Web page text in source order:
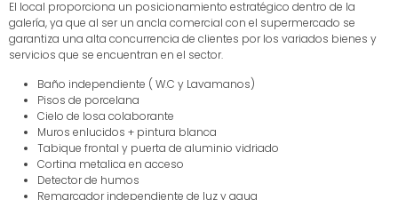
El local proporciona un posicionamiento estratégico dentro de la
galería, ya que al ser un ancla comercial con el supermercado se
garantiza una alta concurrencia de clientes por los variados bienes y
servicios que se encuentran en el sector.
Baño independiente ( W.C y Lavamanos)
Pisos de porcelana
Cielo de losa colaborante
Muros enlucidos + pintura blanca
Tabique frontal y puerta de aluminio vidriado
Cortina metalica en acceso
Detector de humos
Remarcador independiente de luz y agua